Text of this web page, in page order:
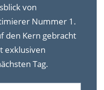
von
Nummer 1.
den Kern gebracht
exklusiven
Tag.